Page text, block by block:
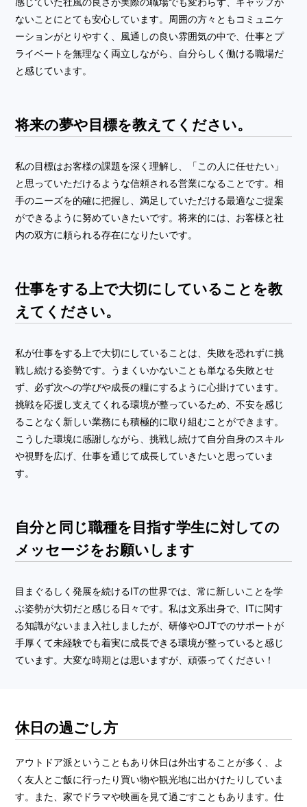
ないことにとても安心しています。周囲の方々ともコミュニケ
ーションがとりやすく、風通しの良い雰囲気の中で、仕事とプ
ライベートを無理なく両立しながら、自分らしく働ける職場だ
と感じています。
将来の夢や目標を教えてください。
私の目標はお客様の課題を深く理解し、「この人に任せたい」
と思っていただけるような信頼される営業になることです。相
手のニーズを的確に把握し、満足していただける最適なご提案
ができるように努めていきたいです。将来的には、お客様と社
内の双方に頼られる存在になりたいです。
仕事をする上で大切にしていることを教
えてください。
私が仕事をする上で大切にしていることは、失敗を恐れずに挑
戦し続ける姿勢です。うまくいかないことも単なる失敗とせ
ず、必ず次への学びや成長の糧にするように心掛けています。
挑戦を応援し支えてくれる環境が整っているため、不安を感じ
ることなく新しい業務にも積極的に取り組むことができます。
こうした環境に感謝しながら、挑戦し続けて自分自身のスキル
や視野を広げ、仕事を通じて成長していきたいと思っていま
す。
自分と同じ職種を目指す学生に対しての
メッセージをお願いします
目まぐるしく発展を続けるITの世界では、常に新しいことを学
ぶ姿勢が大切だと感じる日々です。私は文系出身で、ITに関す
る知識がないまま入社しましたが、研修やOJTでのサポートが
手厚くて未経験でも着実に成長できる環境が整っていると感じ
ています。大変な時期とは思いますが、頑張ってください！
休日の過ごし方
アウトドア派ということもあり休日は外出することが多く、よ
く友人とご飯に行ったり買い物や観光地に出かけたりしていま
す。また、家でドラマや映画を見て過ごすこともあります。仕